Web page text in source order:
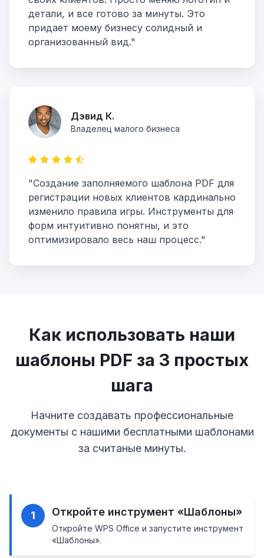
детали, и все готово за минуты. Это
придает моему бизнесу солидный и
организованный вид."
Дэвид К.
Владелец малого бизнеса
"Создание заполняемого шаблона PDF для
регистрации новых клиентов кардинально
изменило правила игры. Инструменты для
форм интуитивно понятны, и это
оптимизировало весь наш процесс."
Как использовать наши
шаблоны PDF за 3 простых
шага
Начните создавать профессиональные
документы с нашими бесплатными шаблонами
за считаные минуты.
1 Откройте инструмент «Шаблоны»
Откройте WPS Office и запустите инструмент
«Шаблоны».